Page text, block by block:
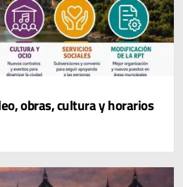
obras, cultura y horarios